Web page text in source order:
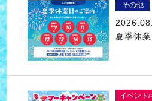
その他
夏季休
イベント